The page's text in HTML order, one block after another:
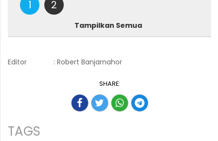
1 2
Tampilkan Semua
Editor : Robert Banjarnahor
SHARE:
TAGS